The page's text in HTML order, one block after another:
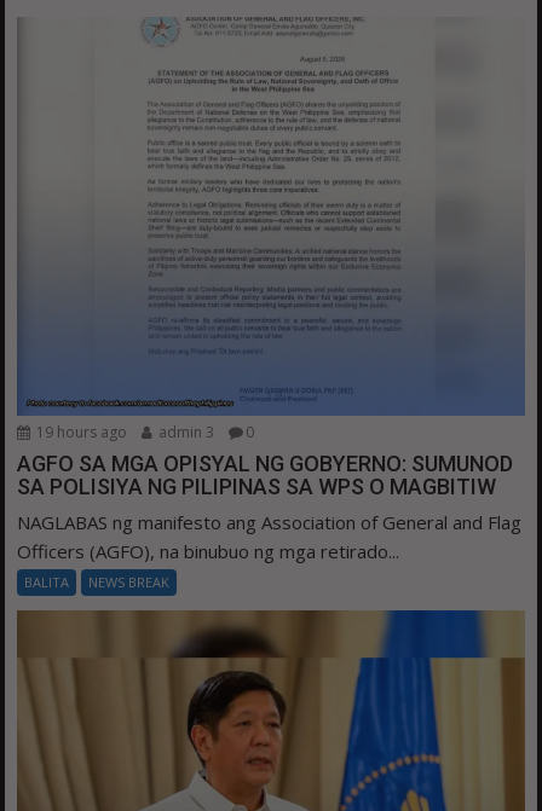
19 hours ago admin 3 0
AGFO SA MGA OPISYAL NG GOBYERNO: SUMUNOD
SA POLISIYA NG PILIPINAS SA WPS O MAGBITIW
NAGLABAS ng manifesto ang Association of General and Flag
Officers (AGFO), na binubuo ng mga retirado...
BALITA NEWS BREAK